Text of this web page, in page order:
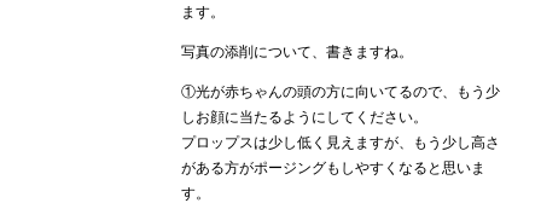
ます。
写真の添削について、書きますね。
①光が赤ちゃんの頭の方に向いてるので、もう少
しお顔に当たるようにしてください。
プロップスは少し低く見えますが、もう少し高さ
がある方がポージングもしやすくなると思いま
す。